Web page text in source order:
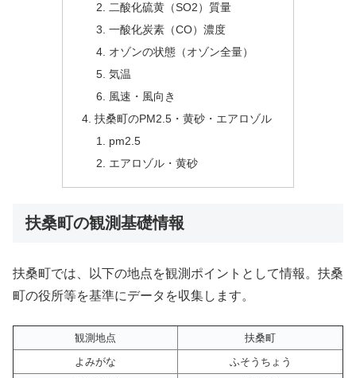
二酸化硫黄（SO2）質量
一酸化炭素（CO）濃度
オゾンの状態（オゾン全量）
気温
風速・風向き
扶桑町のPM2.5・黄砂・エアロゾル
pm2.5
エアロゾル・黄砂
扶桑町の観測基礎情報
扶桑町では、以下の地点を観測ポイントとして情報。扶桑
町の役所等を基準にデータを収集します。
観測地点
扶桑町
よみがな
ふそうちょう